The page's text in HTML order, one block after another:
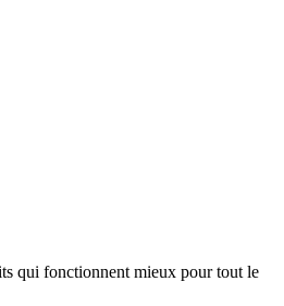
qui fonctionnent mieux pour tout le